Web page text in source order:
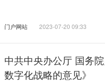
门户网站 2023-07-20 09:33
中共中央办公厅 国务
数字化战略的意见》